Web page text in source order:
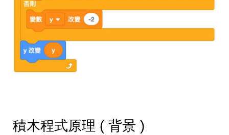
積木程式原理 ( 背景 )